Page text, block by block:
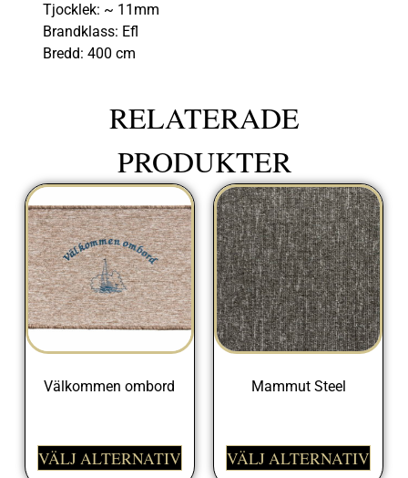
Välkommen ombord
VÄLJ ALTERNATIV
Mammut Steel
VÄLJ ALTERNATIV
Tjocklek: ~ 11mm
Brandklass: Efl
Bredd: 400 cm
RELATERADE
PRODUKTER